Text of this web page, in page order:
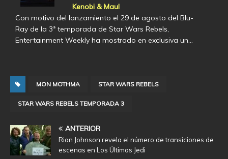
Kenobi & Maul
Con motivo del lanzamiento el 29 de agosto del Blu-
Ray de la 3ª temporada de Star Wars Rebels,
Entertainment Weekly ha mostrado en exclusiva un…
MON MOTHMA STAR WARS REBELS
STAR WARS REBELS TEMPORADA 3
ANTERIOR
Rian Johnson revela el número de transiciones de
escenas en Los Últimos Jedi